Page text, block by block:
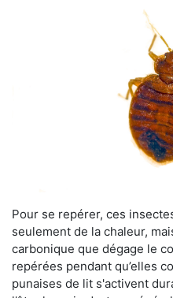
Pour se repérer, ces
seulement de la chaleur,
carbonique que dégage le
repérées pendant qu’elles
punaises de lit s'activent